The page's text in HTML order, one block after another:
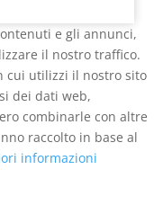
e gli annunci,
il nostro traffico.
cui utilizzi il nostro sito
dei dati web,
combinarle con altre
raccolto in base al
informazioni